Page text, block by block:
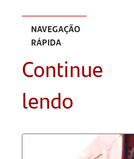
NAVEGAÇÃO
RÁPIDA
Como
fazer
cartão de
crédito
Continue
lendo